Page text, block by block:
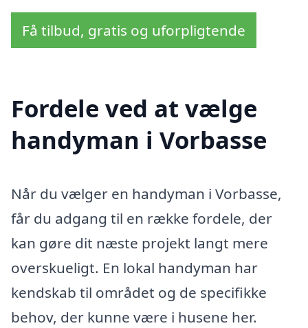
Få tilbud, gratis og uforpligtende
Fordele ved at vælge
handyman i Vorbasse
Når du vælger en handyman i Vorbasse,
får du adgang til en række fordele, der
kan gøre dit næste projekt langt mere
overskueligt. En lokal handyman har
kendskab til området og de specifikke
behov, der kunne være i husene her.